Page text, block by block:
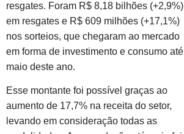
resgates. Foram R$ 8,18 bilhões (+2,9%)
em resgates e R$ 609 milhões (+17,1%)
nos sorteios, que chegaram ao mercado
em forma de investimento e consumo até
maio deste ano.
Esse montante foi possível graças ao
aumento de 17,7% na receita do setor,
levando em consideração todas as